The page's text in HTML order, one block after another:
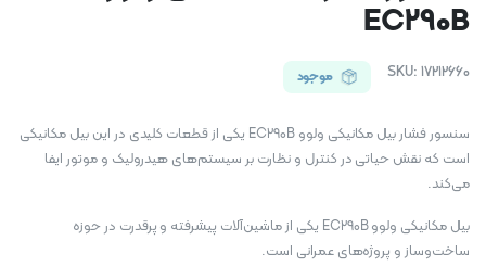
EC290B
SKU: 17212660 موجود
سنسور فشار بیل مکانیکی ولوو EC290B یکی از قطعات کلیدی در این بیل مکانیکی
است که نقش حیاتی در کنترل و نظارت بر سیستم‌های هیدرولیک و موتور ایفا
می‌کند.
بیل مکانیکی ولوو EC290B یکی از ماشین‌آلات پیشرفته و پرقدرت در حوزه
ساخت‌وساز و پروژه‌های عمرانی است.